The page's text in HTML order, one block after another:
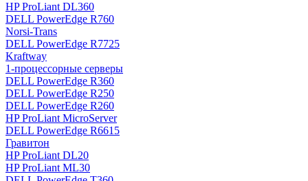
HP ProLiant DL360
DELL PowerEdge R760
Norsi-Trans
DELL PowerEdge R7725
Kraftway
1-процессорные серверы
DELL PowerEdge R360
DELL PowerEdge R250
DELL PowerEdge R260
HP ProLiant MicroServer
DELL PowerEdge R6615
Гравитон
HP ProLiant DL20
HP ProLiant ML30